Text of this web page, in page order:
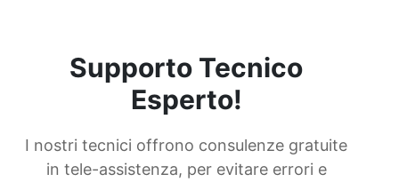
Supporto Tecnico
Esperto!
I nostri tecnici offrono consulenze gratuite
in tele-assistenza, per evitare errori e